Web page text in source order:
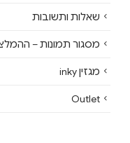
שאלות ותשובות
מסגור תמונות –
מגזין inky
Outlet